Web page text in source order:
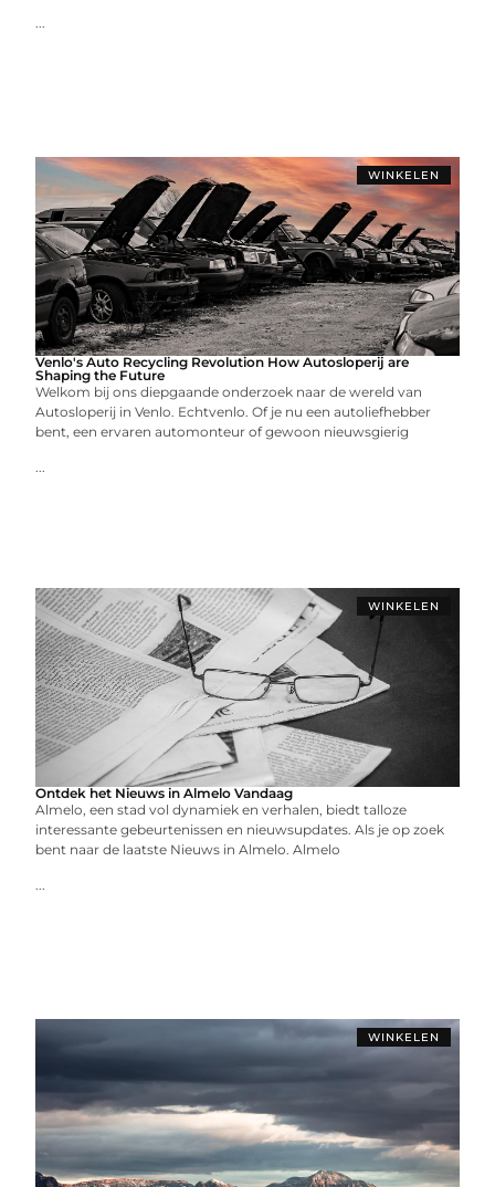
...
WINKELEN
Venlo's Auto Recycling Revolution How Autosloperij are
Shaping the Future
Welkom bij ons diepgaande onderzoek naar de wereld van
Autosloperij in Venlo. Echtvenlo. Of je nu een autoliefhebber
bent, een ervaren automonteur of gewoon nieuwsgierig
...
WINKELEN
Ontdek het Nieuws in Almelo Vandaag
Almelo, een stad vol dynamiek en verhalen, biedt talloze
interessante gebeurtenissen en nieuwsupdates. Als je op zoek
bent naar de laatste Nieuws in Almelo. Almelo
...
WINKELEN